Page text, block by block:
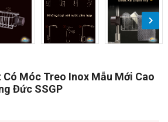
Có Móc Treo Inox Mẫu Mới Cao
Đức SSGP